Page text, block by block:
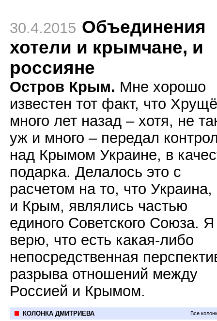
30.4.2015 Объединения
хотели и крымчане, и
россияне
Остров Крым. Мне хорошо
известен тот факт, что
много лет назад – хотя, не
уж и много – передал
над Крымом Украине, в
подарка. Делалось это с
расчетом на то, что Украина,
и Крым, являлись частью
единого Советского Союза.
верю, что есть какая-либо
непосредственная
разрыва отношений между
Россией и Крымом.
КОЛОНКА ДМИТРИЕВА Все